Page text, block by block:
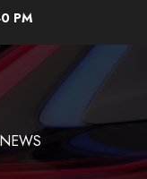
PM